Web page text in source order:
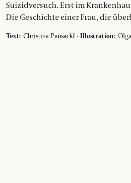
Suizidversuch. Erst im
Die Geschichte einer Frau, die
Text: Christina Pausackl · Illustration: